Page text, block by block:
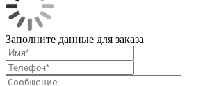
Заполните данные для заказа